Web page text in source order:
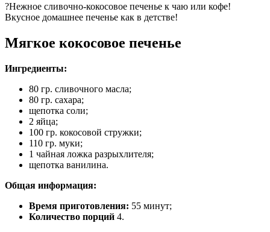
?Нежное сливочно-кокосовое печенье к чаю или кофе!
Вкусное домашнее печенье как в детстве!
Мягкое кокосовое печенье
Ингредиенты:
80 гр. сливочного масла;
80 гр. сахара;
щепотка соли;
2 яйца;
100 гр. кокосовой стружки;
110 гр. муки;
1 чайная ложка разрыхлителя;
щепотка ванилина.
Общая информация:
Время приготовления: 55 минут;
Количество порций 4.